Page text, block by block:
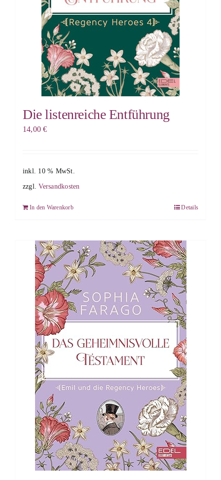
Die listenreiche Entführung
14,00€
inkl. 10 % MwSt.
zzgl.Versandkosten
In den Warenkorb Details